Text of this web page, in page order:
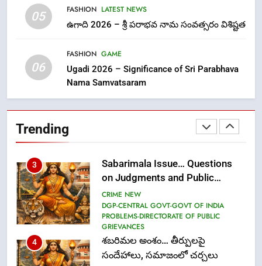
05 FASHION LATEST NEWS
ఉగాది 2026 – శ్రీ పరాభవ నామ సంవత్సరం విశిష్టత
06
FASHION GAME
Ugadi 2026 – Significance of Sri Parabhava
Nama Samvatsaram
Trending
1
లేఖరి ప్రో సంస్థలో చేరిన విదుర
FASHION
3
Sabarimala Issue… Questions
on Judgments and Public
Debate
CRIME NEW
DGP-CENTRAL GOVT-GOVT OF INDIA
PROBLEMS-DIRECTORATE OF PUBLIC
GRIEVANCES
4
శబరిమల అంశం… తీర్పులపై
సందేహాలు, సమాజంలో చర్చలు